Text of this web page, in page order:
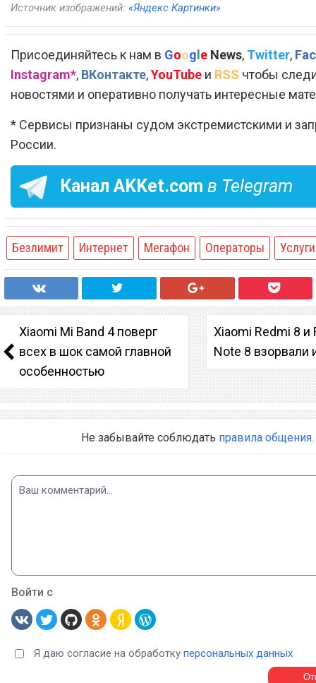
Источник изображений: «Яндекс Картинки»
Присоединяйтесь к нам в Google News, Twitter,
Instagram*, ВКонтакте,YouTube и RSS чтобы
новостями и оперативно получать интересные
* Сервисы признаны судом экстремистскими и
России.
Канал AKKet.com в Telegram
Безлимит Интернет Мегафон Операторы Услуги
Xiaomi Mi Band 4 поверг
всех в шок самой главной
особенностью
Xiaomi Redmi 8 и
Note 8 взорвали
Не забывайте соблюдать правила общения.
Войти с
Я даю согласие на обработку персональных данных